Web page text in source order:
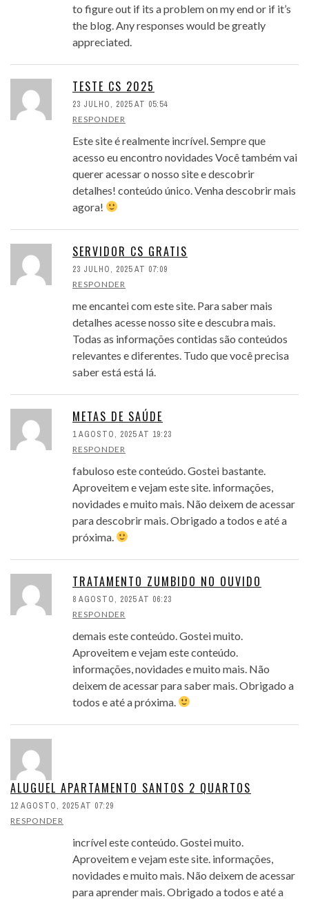
to figure out if its a problem on my end or if it’s
the blog. Any responses would be greatly
appreciated.
TESTE CS 2025
23 JULHO, 2025 AT 05:54
RESPONDER
Este site é realmente incrível. Sempre que
acesso eu encontro novidades Você também vai
querer acessar o nosso site e descobrir
detalhes! conteúdo único. Venha descobrir mais
agora!
SERVIDOR CS GRATIS
23 JULHO, 2025 AT 07:09
RESPONDER
me encantei com este site. Para saber mais
detalhes acesse nosso site e descubra mais.
Todas as informações contidas são conteúdos
relevantes e diferentes. Tudo que você precisa
saber está está lá.
METAS DE SAÚDE
1 AGOSTO, 2025 AT 19:23
RESPONDER
fabuloso este conteúdo. Gostei bastante.
Aproveitem e vejam este site. informações,
novidades e muito mais. Não deixem de acessar
para descobrir mais. Obrigado a todos e até a
próxima.
TRATAMENTO ZUMBIDO NO OUVIDO
8 AGOSTO, 2025 AT 06:23
RESPONDER
demais este conteúdo. Gostei muito.
Aproveitem e vejam este conteúdo.
informações, novidades e muito mais. Não
deixem de acessar para saber mais. Obrigado a
todos e até a próxima.
ALUGUEL APARTAMENTO SANTOS 2 QUARTOS
12 AGOSTO, 2025 AT 07:29
RESPONDER
incrível este conteúdo. Gostei muito.
Aproveitem e vejam este site. informações,
novidades e muito mais. Não deixem de acessar
para aprender mais. Obrigado a todos e até a